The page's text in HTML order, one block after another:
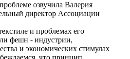
озвучила Валерия
директор Ассоциации
и проблемах его
фешн - индустрии,
и экономических стимулах